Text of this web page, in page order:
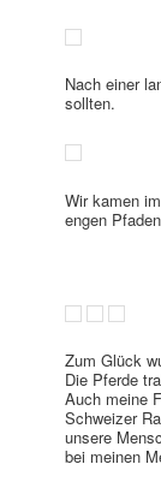
Nach einer
sollten.
Wir kamen
engen
Zum Glück
Die Pferde
Auch meine
Schweizer
unsere
bei meinen